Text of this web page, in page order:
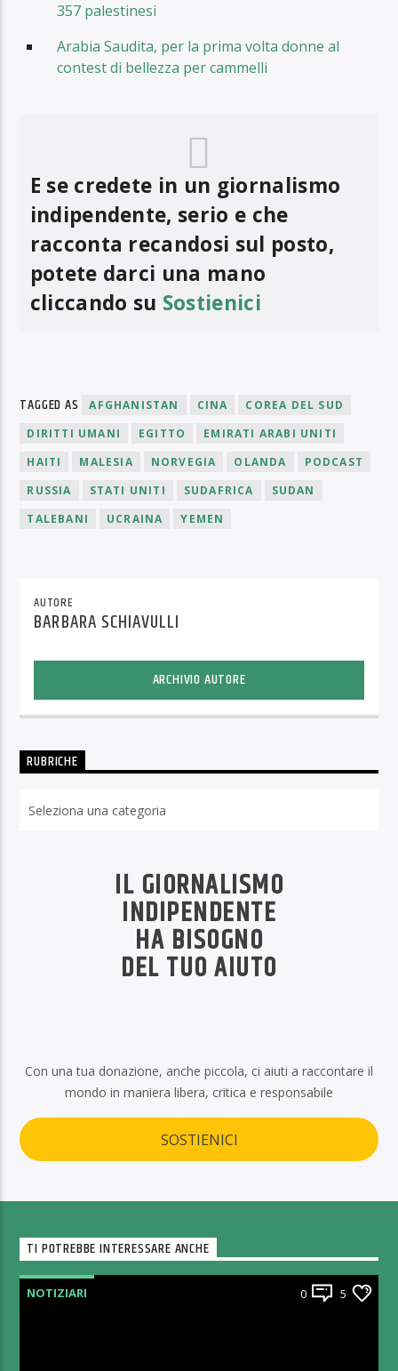
357 palestinesi
Arabia Saudita, per la prima volta donne al
contest di bellezza per cammelli
E se credete in un giornalismo
indipendente, serio e che
racconta recandosi sul posto,
potete darci una mano
cliccando su Sostienici
TAGGED AS AFGHANISTAN CINA
COREA DEL SUD
DIRITTI UMANI
EGITTO
EMIRATI ARABI UNITI
HAITI
MALESIA NORVEGIA OLANDA
PODCAST
RUSSIA
STATI UNITI SUDAFRICA
SUDAN
TALEBANI
UCRAINA YEMEN
AUTORE
BARBARA SCHIAVULLI
ARCHIVIO AUTORE
RUBRICHE
IL GIORNALISMO
INDIPENDENTE
HA BISOGNO
DEL TUO AIUTO
Con una tua donazione, anche piccola, ci aiuti a raccontare il
mondo in maniera libera, critica e responsabile
SOSTIENICI
TI POTREBBE INTERESSARE ANCHE
NOTIZIARI 0 5